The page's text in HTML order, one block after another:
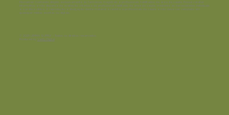
Disclaimer:
Conteúdo dirigido exclusivamente às farmácias magistrais e profissionais habilitados da área da saúde. Possui caráter
informativo e não dispensa da avaliação criteriosa do profissional habilitado da área da saúde, mediante as necessidades individuais
e a prática clínica. A reprodução e divulgação deste material é restrita a profissionais da saúde e não deve ser veiculada em
quaisquer mídias escritas ou digitais.
© 2025 LEMMA SUPPLY - Todos os direitos reservados.
Produced by Verity Digital